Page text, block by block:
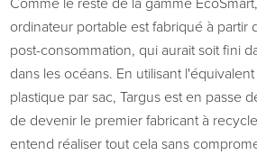
Comme le reste de la gamme
ordinateur portable est fabriqué à partir
post-consommation, qui aurait soit fini
dans les océans. En utilisant
plastique par sac, Targus est en passe
de devenir le premier fabricant à
entend réaliser tout cela sans